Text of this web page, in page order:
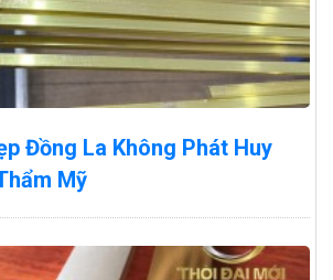
Đồng La Không Phát Huy
Mỹ